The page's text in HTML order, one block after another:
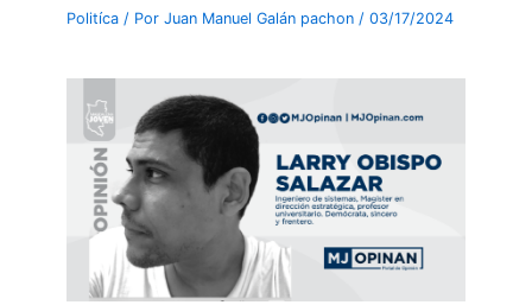
Politíca / PorJuan Manuel Galán pachon/03/17/2024